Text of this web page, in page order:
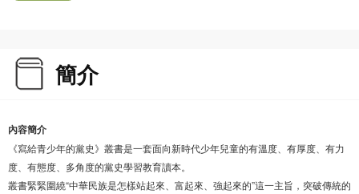
簡介
內容簡介
《寫給青少年的黨史》叢書是一套面向新時代少年兒童的有溫度、有厚度、有力
度、有態度、多角度的黨史學習教育讀本。
叢書緊緊圍繞“中華民族是怎樣站起來、富起來、強起來的”這一主旨，突破傳統的